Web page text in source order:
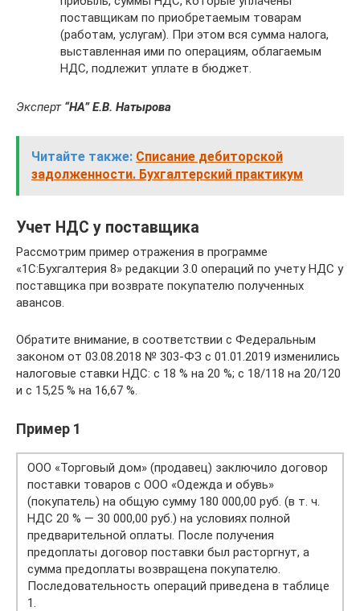
поставщикам по приобретаемым товарам
(работам, услугам). При этом вся сумма налога,
выставленная ими по операциям, облагаемым
НДС, подлежит уплате в бюджет.
Эксперт “НА” Е.В. Натырова
Читайте также: Списание дебиторской
задолженности. Бухгалтерский практикум
Учет НДС у поставщика
Рассмотрим пример отражения в программе
«1С:Бухгалтерия 8» редакции 3.0 операций по учету НДС у
поставщика при возврате покупателю полученных
авансов.
Обратите внимание, в соответствии с Федеральным
законом от 03.08.2018 № 303-ФЗ с 01.01.2019 изменились
налоговые ставки НДС: с 18 % на 20 %; с 18/118 на 20/120
и с 15,25 % на 16,67 %.
Пример 1
ООО «Торговый дом» (продавец) заключило договор
поставки товаров с ООО «Одежда и обувь»
(покупатель) на общую сумму 180 000,00 руб. (в т. ч.
НДС 20 % — 30 000,00 руб.) на условиях полной
предварительной оплаты. После получения
предоплаты договор поставки был расторгнут, а
сумма предоплаты возвращена покупателю.
Последовательность операций приведена в таблице
1.